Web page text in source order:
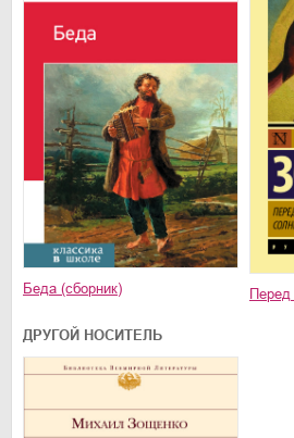
Беда (сборник)
ДРУГОЙ НОСИТЕЛЬ